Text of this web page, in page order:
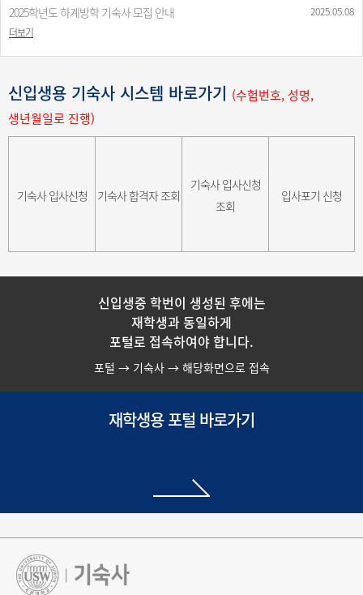
2025학년도 하계방학 기숙사 모집 안내
2025.05.08
더보기
신입생용 기숙사 시스템 바로가기 (수험번호, 성명,
생년월일로 진행)
기숙사 입사신청 기숙사 합격자 조회
기숙사 입사신청
조회
입사포기 신청
신입생중 학번이 생성된 후에는
재학생과 동일하게
포털로 접속하여야 합니다.
포털 → 기숙사 → 해당화면으로 접속
재학생용 포털 바로가기